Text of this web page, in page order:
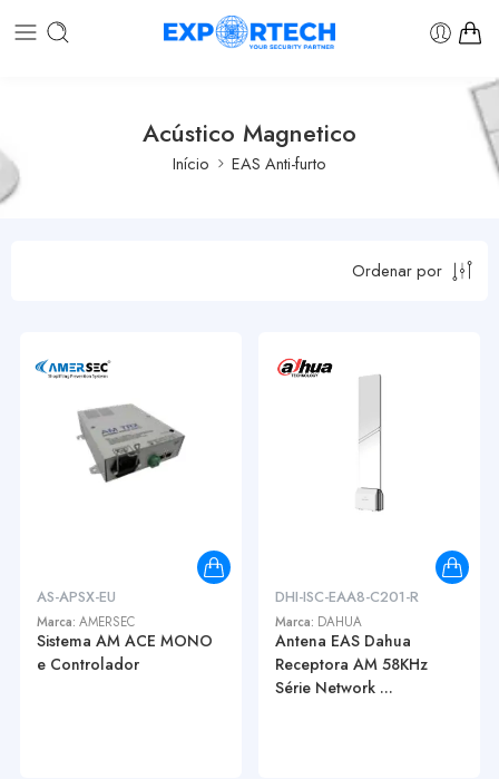
Acústico Magnetico
Início EAS Anti-furto
Ordenar por
AS-APSX-EU
Marca: AMERSEC
Sistema AM ACE MONO
e Controlador
DHI-ISC-EAA8-C201-R
Marca: DAHUA
Antena EAS Dahua
Receptora AM 58KHz
Série Network ...